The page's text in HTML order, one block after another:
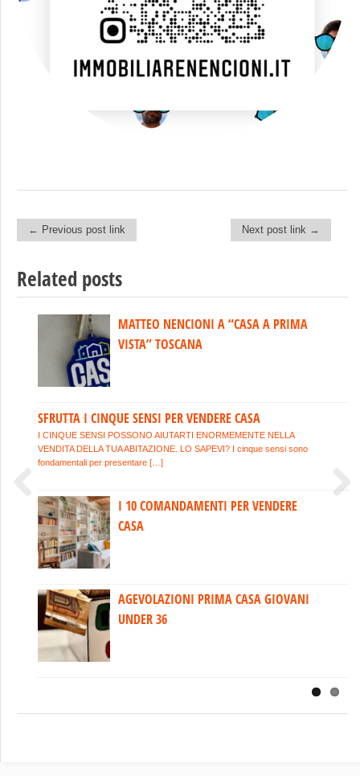
Post navigation
← Previous post link Next post link →
Related posts
MATTEO NENCIONI A “CASA A PRIMA
VISTA” TOSCANA
SFRUTTA I CINQUE SENSI PER VENDERE CASA
I CINQUE SENSI POSSONO AIUTARTI ENORMEMENTE NELLA
VENDITA DELLA TUA ABITAZIONE. LO SAPEVI? I cinque sensi sono
fondamentali per presentare […]
I 10 COMANDAMENTI PER VENDERE
CASA
AGEVOLAZIONI PRIMA CASA GIOVANI
UNDER 36
COME SI FA A CAPIRE SE UN’AGENZIA
IMMOBILIARE E’ SERIA?
IL GRANDE SUCCESSO DEL LIBRO DI
MATTEO NENCIONI
VALORIZZARE LA CASA DELLA NONNA
IL LIBRO DI MATTEO NENCIONI A RTV38
Previous